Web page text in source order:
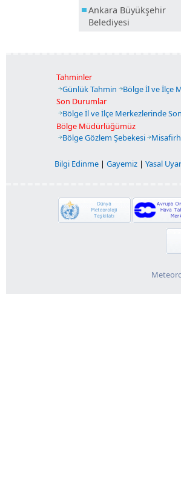
Ankara Büyükşehir
Belediyesi
Tahminler
Günlük Tahmin
Bölge İl ve İlçe
Son Durumlar
Bölge İl ve İlçe Merkezlerinde
Bölge Müdürlüğümüz
Bölge Gözlem Şebekesi
Bilgi Edinme | Gayemiz | Yasal